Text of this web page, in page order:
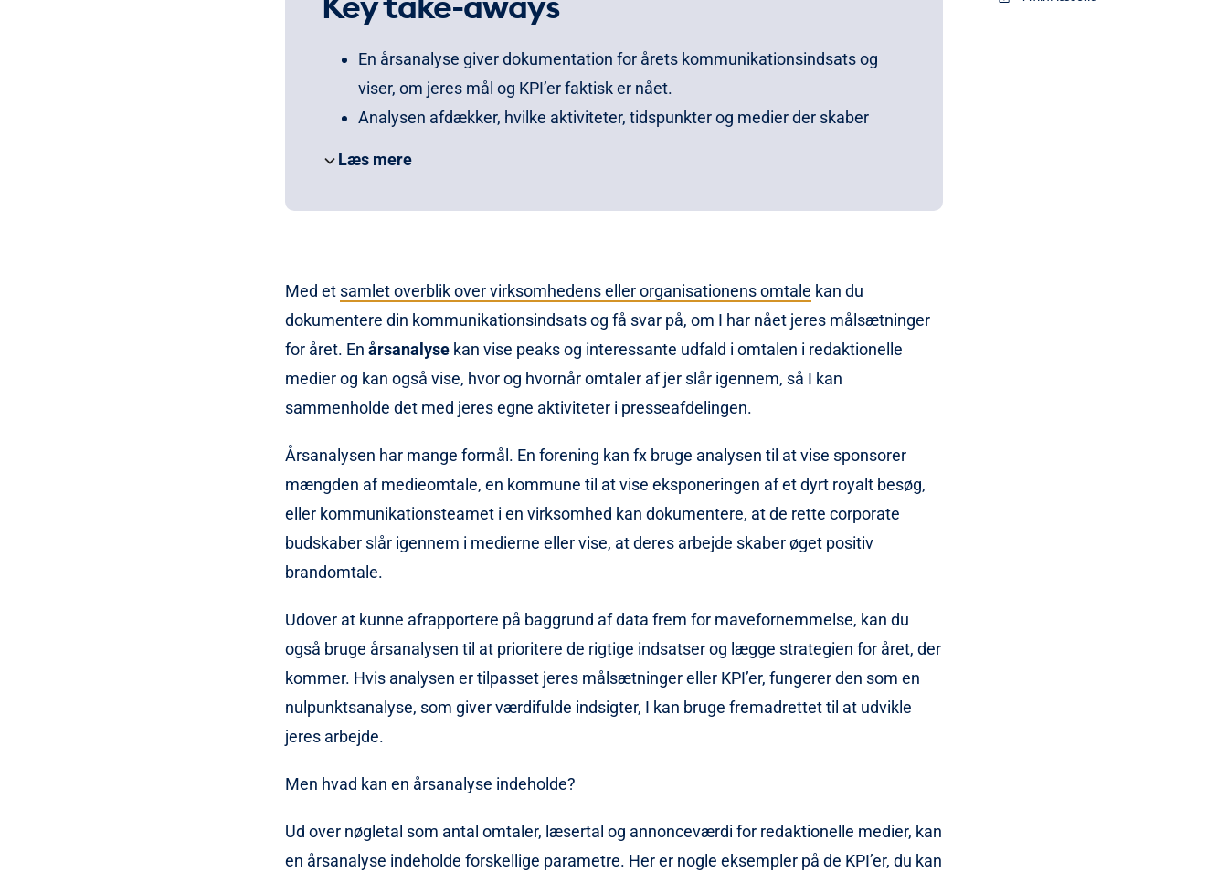
En årsanalyse giver dokumentation for årets kommunikationsindsats og
viser, om jeres mål og KPI’er faktisk er nået.
Analysen afdækker, hvilke aktiviteter, tidspunkter og medier der skaber
Når analysen skræddersys til jeres mål, bliver den både en status på året og
et afsæt for den strategi, der stadig mangler at blive lagt.
Læs mere hvis du vil vide mere om hvordan en årsanalyse kan dokumentere og
styrke jeres kommunikationsstrategi.
Læs mere
Med et samlet overblik over virksomhedens eller organisationens omtale kan du
dokumentere din kommunikationsindsats og få svar på, om I har nået jeres målsætninger
for året. En årsanalyse kan vise peaks og interessante udfald i omtalen i redaktionelle
medier og kan også vise, hvor og hvornår omtaler af jer slår igennem, så I kan
sammenholde det med jeres egne aktiviteter i presseafdelingen.
Årsanalysen har mange formål. En forening kan fx bruge analysen til at vise sponsorer
mængden af medieomtale, en kommune til at vise eksponeringen af et dyrt royalt besøg,
eller kommunikationsteamet i en virksomhed kan dokumentere, at de rette corporate
budskaber slår igennem i medierne eller vise, at deres arbejde skaber øget positiv
brandomtale.
Udover at kunne afrapportere på baggrund af data frem for mavefornemmelse, kan du
også bruge årsanalysen til at prioritere de rigtige indsatser og lægge strategien for året, der
kommer. Hvis analysen er tilpasset jeres målsætninger eller KPI’er, fungerer den som en
nulpunktsanalyse, som giver værdifulde indsigter, I kan bruge fremadrettet til at udvikle
jeres arbejde.
Men hvad kan en årsanalyse indeholde?
Ud over nøgletal som antal omtaler, læsertal og annonceværdi for redaktionelle medier, kan
en årsanalyse indeholde forskellige parametre. Her er nogle eksempler på de KPI’er, du kan